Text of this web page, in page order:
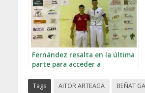
Fernández resalta en la última
parte para acceder a
Tags AITOR ARTEAGA
BEÑAT